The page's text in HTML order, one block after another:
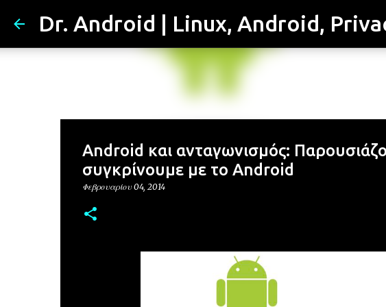
Dr. Android | Linux, Android,
Android και ανταγωνισμός:
συγκρίνουμε με το Android
Φεβρουαρίου 04, 2014